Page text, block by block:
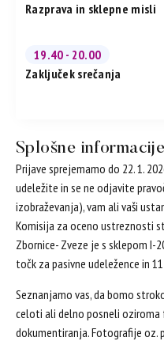
Razprava in sklepne misli
19.40 - 20.00
Zaključek srečanja
Splošne informacije
Prijave sprejemamo do 22. 1.
udeležite in se ne odjavite
izobraževanja), vam ali vaši
Komisija za oceno ustreznosti
Zbornice- Zveze je s sklepom I-
točk za pasivne udeležence in
Seznanjamo vas, da bomo
celoti ali delno posneli
dokumentiranja. Fotografije